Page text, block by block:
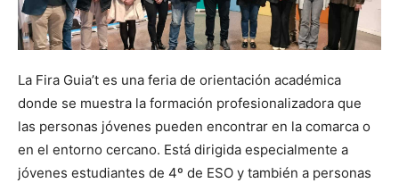
La Fira Guia’t es una feria de orientación académica
donde se muestra la formación profesionalizadora que
las personas jóvenes pueden encontrar en la comarca o
en el entorno cercano. Está dirigida especialmente a
jóvenes estudiantes de 4º de ESO y también a personas